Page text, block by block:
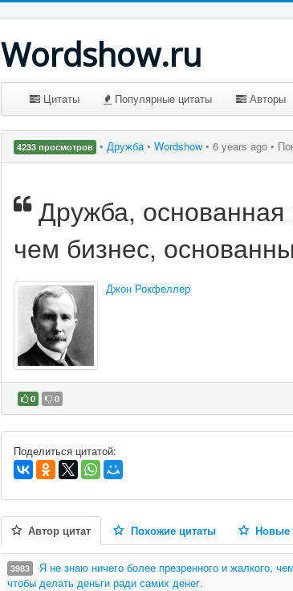
Wordshow.ru
Цитаты Популярные цитаты Авторы
4233 просмотров • Дружба• Wordshow • 6 years ago •
Дружба,
чем бизнес,
Джон Рокфеллер
0 0
В избранное
Поделиться цитатой:
Автор цитат Похожие цитаты Новые
3983
Я не знаю ничего более презренного и жалкого,
чтобы делать деньги ради самих денег.